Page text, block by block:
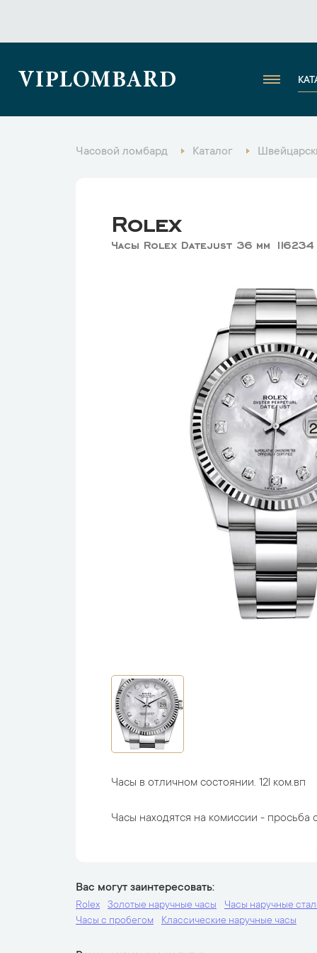
VIPLOMBARD
Часовой ломбард Каталог
Rolex
Часы Rolex Datejust 36 мм 116234
Часы в отличном состоянии. 12l ком.вп
Часы находятся на комиссии - просьба
Вас могут заинтересовать
Rolex Золотые наручные часы Часы наручные
Часы с пробегом
Классические наручные часы